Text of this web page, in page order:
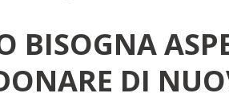
BISOGNA
DI